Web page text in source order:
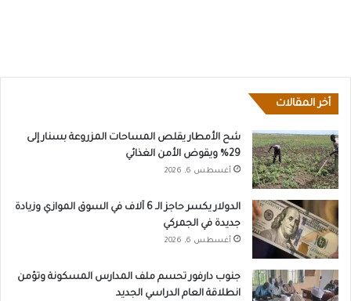
أخر المقالات
شح الأمطار يقلص المساحات المزروعة بسنار إلى
29% ويقوض الأمن الغذائي
أغسطس 6, 2026
الدولار يكسر حاجز الـ 6 آلاف في السوق الموازي وزيادة
جديدة في الجمركي
أغسطس 6, 2026
جنوب دارفور تحسم ملف المدارس المسكونة وتؤمن
انطلاقة العام الدراسي الجديد